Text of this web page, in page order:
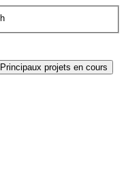
Principaux projets en cours